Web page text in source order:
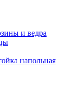
и ведра
напольная